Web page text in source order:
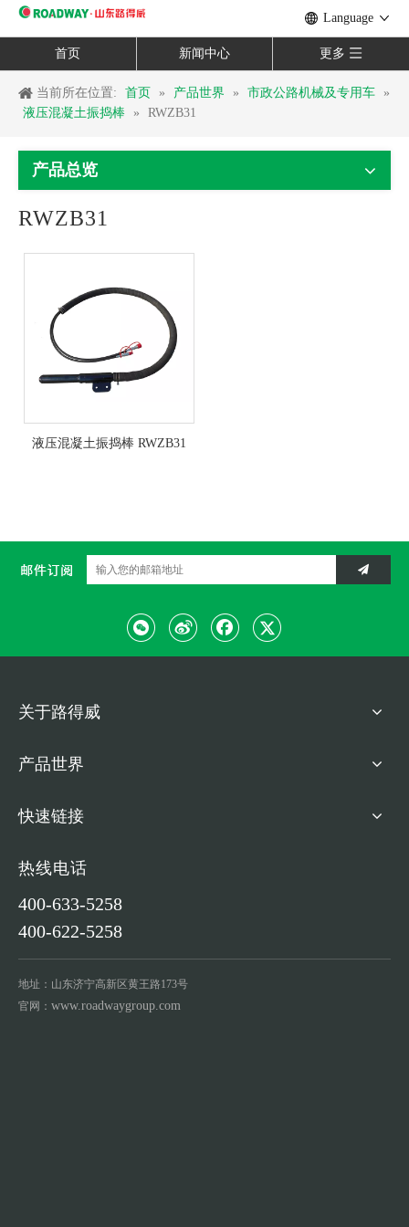
Language
首页 新闻中心 更多
当前所在位置: 首页 » 产品世界 » 市政公路机械及专用车
»
液压混凝土振捣棒
» RWZB31
产品总览
RWZB31
液压混凝土振捣棒 RWZB31
关于路得威
产品世界
快速链接
热线电话
400-633-5258
400-622-5258
地址：山东济宁高新区黄王路173号
官网： www.roadwaygroup.com